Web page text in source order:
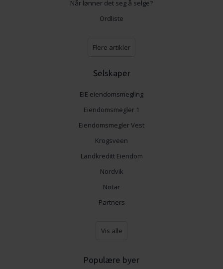
Når lønner det seg å selge?
Ordliste
Flere artikler
Selskaper
EIE eiendomsmegling
Eiendomsmegler 1
Eiendomsmegler Vest
Krogsveen
Landkreditt Eiendom
Nordvik
Notar
Partners
Vis alle
Populære byer